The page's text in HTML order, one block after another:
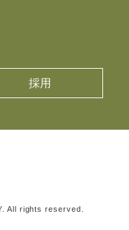
採用
All rights reserved.